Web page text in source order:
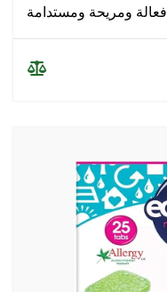
فعالة ومريحة ومستدامة